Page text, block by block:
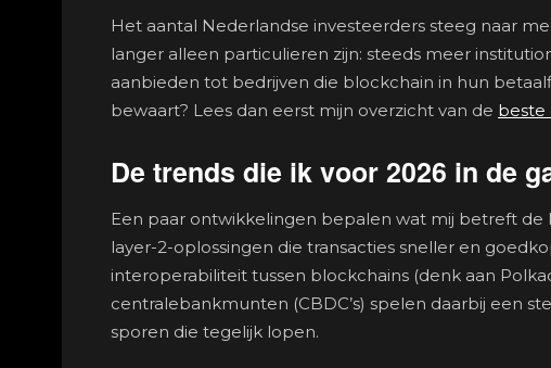
Het aantal Nederlandse investeerders steeg naar
langer alleen particulieren zijn: steeds meer
aanbieden tot bedrijven die blockchain in hun
bewaart? Lees dan eerst mijn overzicht van de beste
De trends die ik voor 2026 in de
Een paar ontwikkelingen bepalen wat mij betreft de
layer-2-oplossingen die transacties sneller en
interoperabiliteit tussen blockchains (denk aan
centralebankmunten (CBDC’s) spelen daarbij een
sporen die tegelijk lopen.